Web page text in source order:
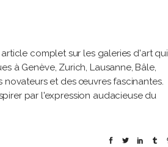
complet sur les galeries d'art qui
à Genève, Zurich, Lausanne, Bâle,
novateurs et des œuvres fascinantes.
par l'expression audacieuse du